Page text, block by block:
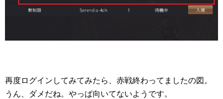
再度ログインしてみてみたら、赤戦終わってましたの図。
うん、ダメだね。やっぱ向いてないようです。